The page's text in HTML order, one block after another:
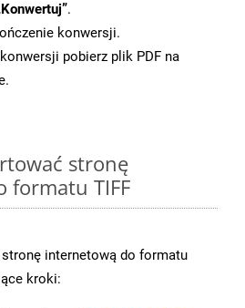
.
konwersji.
pobierz plik PDF na
stronę
formatu TIFF
internetową do formatu
kroki: